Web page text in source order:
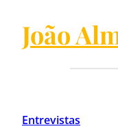
paraJoão
Entrevistas